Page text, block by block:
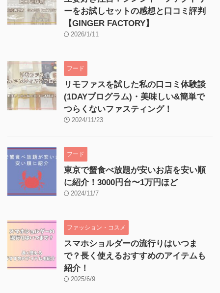
ーをお試しセットの感想と口コミ評判
【GINGER FACTORY】
2026/1/11
フード
リモファスを試した私の口コミ体験談
(1DAYプログラム)・美味しい&簡単で
つらくないファスティング！
2024/11/23
フード
東京で蟹食べ放題が安いお店を安い順
に紹介！3000円台〜1万円ほど
2024/11/7
ファッション・コスメ
スマホショルダーの流行りはいつま
で？長く使えるおすすめのアイテムも
紹介！
2025/6/9